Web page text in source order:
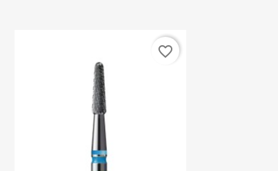
favorite_border